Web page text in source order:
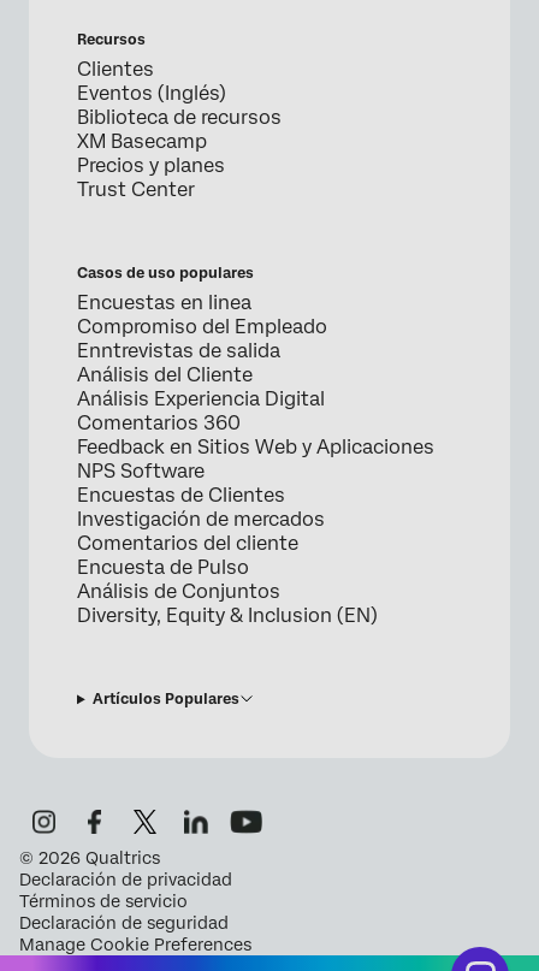
Recursos
Clientes
Eventos (Inglés)
Biblioteca de recursos
XM Basecamp
Precios y planes
Trust Center
Casos de uso populares
Encuestas en linea
Compromiso del Empleado
Enntrevistas de salida
Análisis del Cliente
Análisis Experiencia Digital
Comentarios 360
Feedback en Sitios Web y Aplicaciones
NPS Software
Encuestas de Clientes
Investigación de mercados
Comentarios del cliente
Encuesta de Pulso
Análisis de Conjuntos
Diversity, Equity & Inclusion (EN)
Artículos Populares
© 2026 Qualtrics
Declaración de privacidad
Términos de servicio
Declaración de seguridad
Manage Cookie Preferences